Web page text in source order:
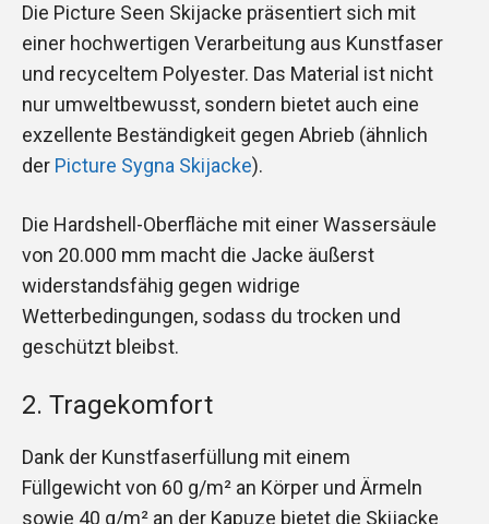
Die Picture Seen Skijacke präsentiert sich mit
einer hochwertigen Verarbeitung aus Kunstfaser
und recyceltem Polyester. Das Material ist nicht
nur umweltbewusst, sondern bietet auch eine
exzellente Beständigkeit gegen Abrieb (ähnlich
der Picture Sygna Skijacke).
Die Hardshell-Oberfläche mit einer Wassersäule
von 20.000 mm macht die Jacke äußerst
widerstandsfähig gegen widrige
Wetterbedingungen, sodass du trocken und
geschützt bleibst.
2. Tragekomfort
Dank der Kunstfaserfüllung mit einem
Füllgewicht von 60 g/m² an Körper und Ärmeln
sowie 40 g/m² an der Kapuze bietet die Skijacke